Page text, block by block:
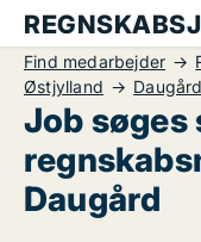
Find medarbejder
Østjylland
Daugård
Job søges
Daugård